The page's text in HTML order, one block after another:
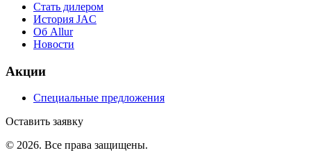
Стать дилером
История JAC
Об Allur
Новости
Акции
Специальные предложения
Оставить заявку
© 2026. Все права защищены.